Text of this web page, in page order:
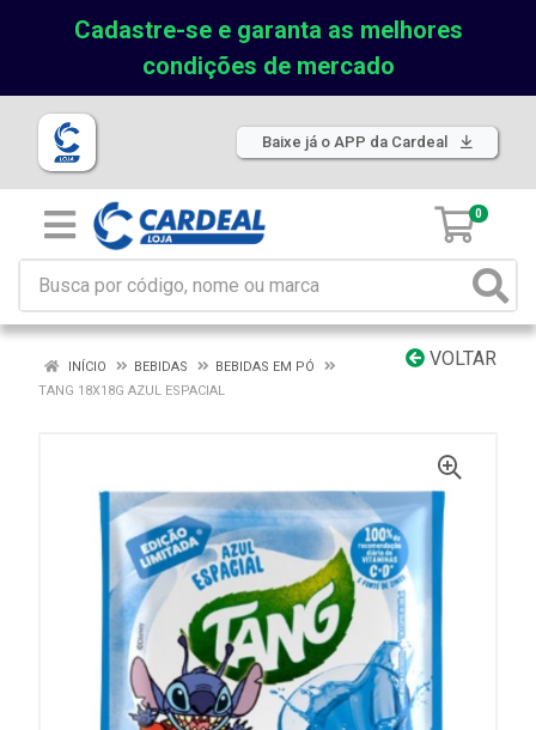
Cadastre-se e garanta as melhores
condições de mercado
Baixe já o APP da Cardeal
0
VOLTAR
INÍCIO BEBIDAS
BEBIDAS EM PÓ
TANG 18X18G AZUL ESPACIAL